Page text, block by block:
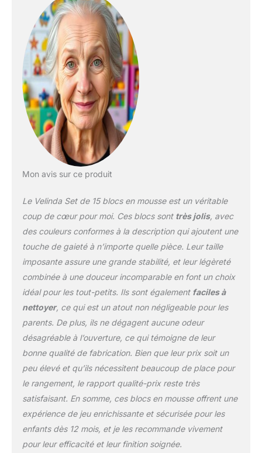
Tous les éléments sont
doux et sûrs, ce qui
permet aux enfants de
vivre leur créativité et de
créer leurs propres
structures imaginatives
sans risque de blessure.
Les blocs de
construction stimulent le
mouvement,
développent l'intérêt
avoir joué, ils peuvent
même être transformés
en coin salon. Les
grands blocs de
construction colorés
garantissent un jeu sûr
et joyeux. Le noyau des
blocs de construction
est en mousse PUR
stable et hygiénique de
haute résistance à la
déformation.
Mon avis sur ce produit
Le Velinda Set de 15 blocs en mousse est un véritable
coup de cœur pour moi. Ces blocs sont très jolis, avec
des couleurs conformes à la description qui ajoutent une
touche de gaieté à n’importe quelle pièce. Leur taille
imposante assure une grande stabilité, et leur légèreté
combinée à une douceur incomparable en font un choix
idéal pour les tout-petits. Ils sont également faciles à
nettoyer, ce qui est un atout non négligeable pour les
parents. De plus, ils ne dégagent aucune odeur
désagréable à l’ouverture, ce qui témoigne de leur
bonne qualité de fabrication. Bien que leur prix soit un
peu élevé et qu’ils nécessitent beaucoup de place pour
le rangement, le rapport qualité-prix reste très
satisfaisant. En somme, ces blocs en mousse offrent une
expérience de jeu enrichissante et sécurisée pour les
enfants dès 12 mois, et je les recommande vivement
pour leur efficacité et leur finition soignée.